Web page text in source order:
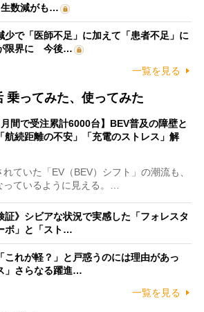
数減がも…
少で「医師不足」に加えて「患者不足」に
限界に 今後…
一覧を見る
乗ってみた、使ってみた
月間で受注累計6000台】BEV普及の障壁と
航続距離の不安」「充電のストレス」解
ていた「EV（BEV）シフト」の潮流も、
っているように見える。…
証》シビアな状況で実感した「フォレスタ
ボ」と「スト…
これが軽？」と戸惑うのには理由があっ
さらなる躍進…
一覧を見る